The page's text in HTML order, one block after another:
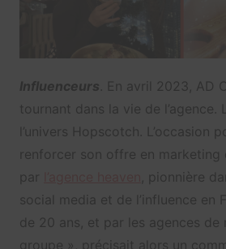
Influenceurs . En avril 2023, AD
tournant dans la vie de l’agence.
l’univers Hopscotch. L’occasion
renforcer son offre en marketing
par
, pionnière
social media et de l’influence en
de 20 ans, et par les agences
groupe », précisait alors un